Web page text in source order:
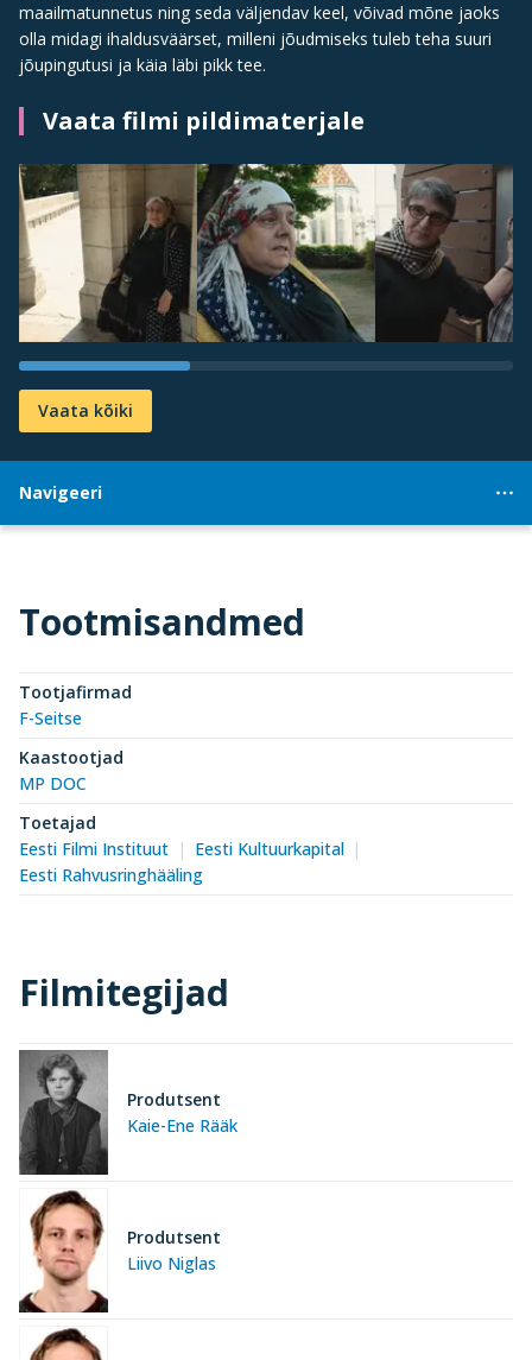
maailmatunnetus ning seda väljendav keel, võivad mõne jaoks
olla midagi ihaldusväärset, milleni jõudmiseks tuleb teha suuri
jõupingutusi ja käia läbi pikk tee.
Vaata filmi pildimaterjale
Vaata kõiki
Navigeeri
Tootmisandmed
Tootjafirmad
F-Seitse
Kaastootjad
MP DOC
Toetajad
Eesti Filmi Instituut
Eesti Kultuurkapital
Eesti Rahvusringhääling
Filmitegijad
Kaie-Ene Rääk
Produtsent
Liivo Niglas
Produtsent